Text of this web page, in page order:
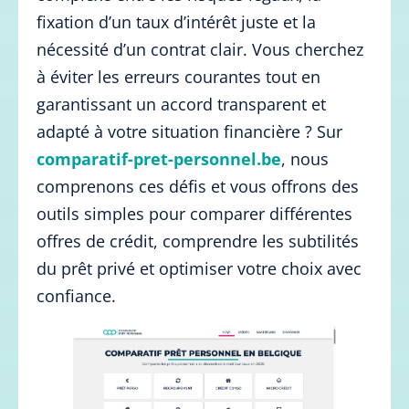
fixation d’un taux d’intérêt juste et la
nécessité d’un contrat clair. Vous cherchez
à éviter les erreurs courantes tout en
garantissant un accord transparent et
adapté à votre situation financière ? Sur
comparatif-pret-personnel.be, nous
comprenons ces défis et vous offrons des
outils simples pour comparer différentes
offres de crédit, comprendre les subtilités
du prêt privé et optimiser votre choix avec
confiance.